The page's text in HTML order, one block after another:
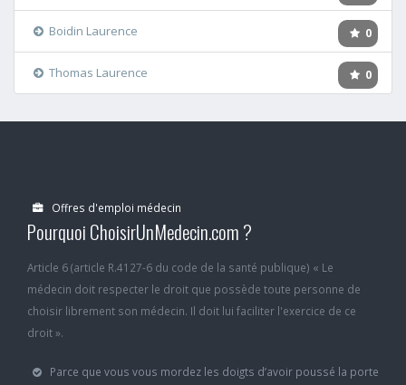
0
Boidin Laurence
0
Thomas Laurence
Offres d'emploi médecin
Pourquoi ChoisirUnMedecin.com ?
Article 6 (article R.4127-6 du code de la santé publique) « Le
médecin doit respecter le droit que possède toute personne de
choisir librement son médecin. Il doit lui faciliter l'exercice de ce
droit ».
Parce que vous vous mordez les doigts d’avoir poussé la porte